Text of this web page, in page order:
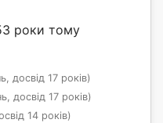
роки тому
досвід 17 років)
досвід 17 років)
14 років)